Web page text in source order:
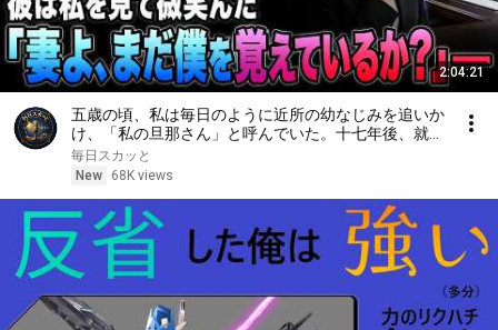
2:04:21
五歳の頃、私は毎日のように近所の幼なじみを追いか
け、「私の旦那さん」と呼んでいた。十七年後、就職
面接で社長室へ入ると、彼は私を見て微笑んだ。「妻
よ、まだ僕を覚えているか？」――
毎日スカッと
New
68K views